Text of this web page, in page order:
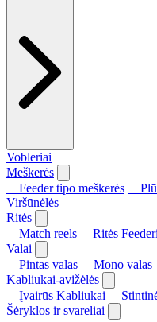
Vobleriai
Meškerės
Feeder tipo meškerės
Viršūnėlės
Ritės
Match reels
Ritės
Valai
Pintas valas
Mono valas
Kabliukai-avižėlės
Įvairūs Kabliukai
Šėryklos ir svareliai